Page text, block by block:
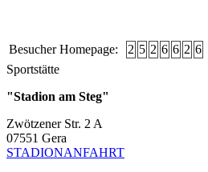
Besucher Homepage: 2 5 2 6 6 2 6
Sportstätte
"Stadion am Steg"
Zwötzener Str. 2 A
07551 Gera
STADIONANFAHRT